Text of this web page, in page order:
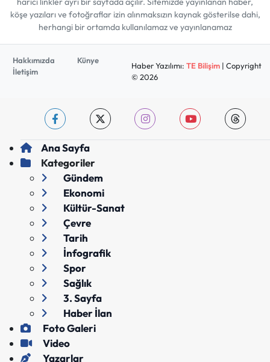
köşe yazıları ve fotoğraflar izin alınmaksızın kaynak gösterilse dahi,
herhangi bir ortamda kullanılamaz ve yayınlanamaz
Hakkımızda
Künye
İletişim
Haber Yazılımı: TE Bilişim| Copyright
© 2026
Ana Sayfa
Kategoriler
Gündem
Ekonomi
Kültür-Sanat
Çevre
Tarih
İnfografik
Spor
Sağlık
3. Sayfa
Haber İlan
Foto Galeri
Video
Yazarlar